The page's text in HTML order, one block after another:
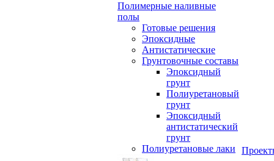
Полимерные наливные
полы
Готовые решения
Эпоксидные
Антистатические
Грунтовочные составы
Эпоксидный
грунт
Полиуретановый
грунт
Эпоксидный
антистатический
грунт
Полиуретановые лаки